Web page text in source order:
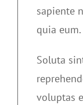
sapiente
quia eum.
Soluta
voluptas